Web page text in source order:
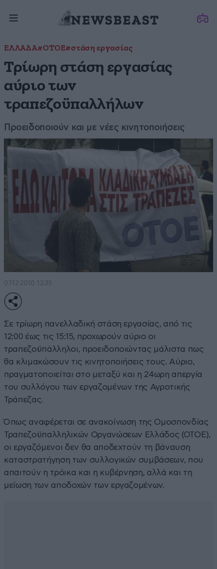
ΕΛΛΑΔΑ#ΟΤΟΕ#στάση εργασίας
Τρίωρη στάση εργασίας
αύριο των
τραπεζοϋπαλλήλων
Προειδοποιούν και με νέες κινητοποιήσεις
07·12·2010 12:35
Σε τρίωρη πανελλαδική στάση εργασίας, από τις
12:00 έως τις 15:15, προχωρούν αύριο οι
τραπεζοϋπάλληλοι, προειδοποιώντας μάλιστα πως
θα κλιμακώσουν τις κινητοποιήσεις τους. Αύριο,
πραγματοποιείται στο μεταξύ και η 24ωρη απεργία
του συλλόγου των εργαζομένων της Αγροτικής
Τράπεζας.
Όπως αναφέρεται σε ανακοίνωση της Ομοσπονδίας
Τραπεζοϋπαλληλικών Οργανώσεων Ελλάδος (ΟΤΟΕ),
οι εργαζόμενοι δεν θα αποδεχτούν τη βάναυση
καταστρατήγηση των συλλογικών συμβάσεων, που
απαιτούν η τρόικα και η κυβέρνηση, αλλά και τη
μείωση των αποδοχών των εργαζομένων.